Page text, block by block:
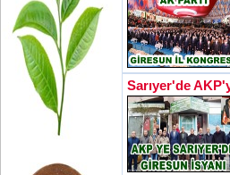
Sarıyer'de